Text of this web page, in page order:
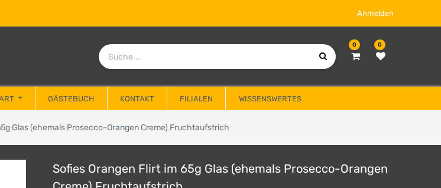
Anmelden
0 0
GÄSTEBUCH KONTAKT FILIALEN WISSENSWERTES
Glas (ehemals Prosecco-Orangen Creme) Fruchtaufstrich
Sofies Orangen Flirt im 65g Glas (ehemals Prosecco-Orangen